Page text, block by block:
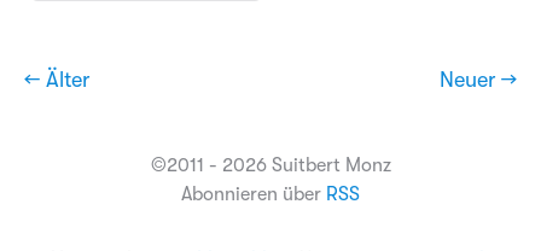
← Älter Neuer →
©2011 - 2026 Suitbert Monz
Abonnieren über RSS